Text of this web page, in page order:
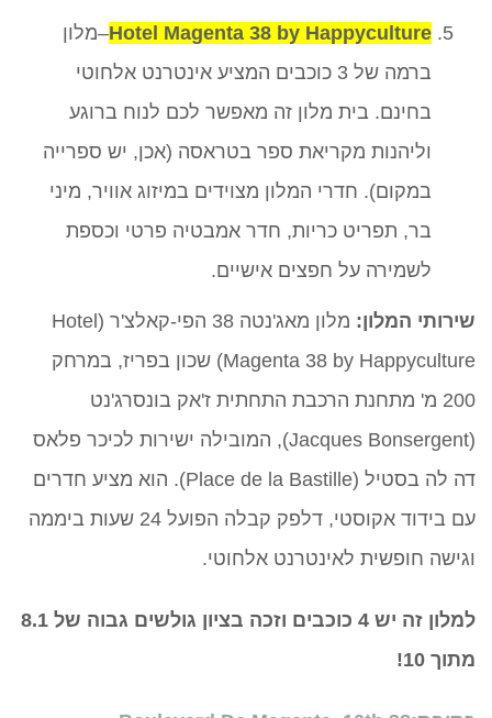
Hotel Magenta 38 by Happyculture–מלון
ברמה של 3 כוכבים המציע אינטרנט אלחוטי
בחינם. בית מלון זה מאפשר לכם לנוח ברוגע
וליהנות מקריאת ספר בטראסה (אכן, יש ספרייה
במקום). חדרי המלון מצוידים במיזוג אוויר, מיני
בר, תפריט כריות, חדר אמבטיה פרטי וכספת
לשמירה על חפצים אישיים.
שירותי המלון:
מלון מאג'נטה 38 הפי-קאלצ'ר (Hotel
Magenta 38 by Happyculture) שכון בפריז, במרחק
200 מ' מתחנת הרכבת התחתית ז'אק בונסרג'נט
(Jacques Bonsergent), המובילה ישירות לכיכר פלאס
דה לה בסטיל (Place de la Bastille). הוא מציע חדרים
עם בידוד אקוסטי, דלפק קבלה הפועל 24 שעות ביממה
וגישה חופשית לאינטרנט אלחוטי.
למלון זה יש 4 כוכבים וזכה בציון גולשים גבוה של 8.1
מתוך 10!